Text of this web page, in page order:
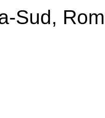
Sud,